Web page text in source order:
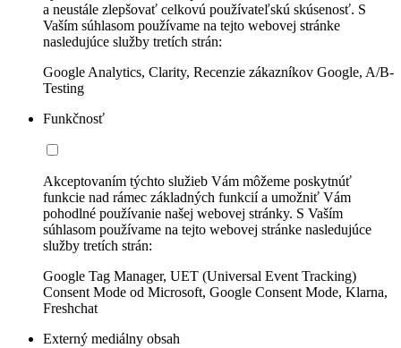
a neustále zlepšovať celkovú používateľskú skúsenosť. S
Vaším súhlasom používame na tejto webovej stránke
nasledujúce služby tretích strán:
Google Analytics, Clarity, Recenzie zákazníkov Google, A/B-
Testing
Funkčnosť
Akceptovaním týchto služieb Vám môžeme poskytnúť
funkcie nad rámec základných funkcií a umožniť Vám
pohodlné používanie našej webovej stránky. S Vaším
súhlasom používame na tejto webovej stránke nasledujúce
služby tretích strán:
Google Tag Manager, UET (Universal Event Tracking)
Consent Mode od Microsoft, Google Consent Mode, Klarna,
Freshchat
Externý mediálny obsah